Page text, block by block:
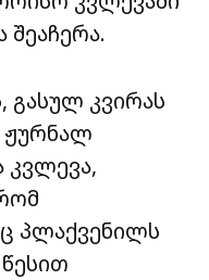
შეაჩერა.
გასულ კვირას
ჟურნალ
კვლევა,
პლაქვენილს